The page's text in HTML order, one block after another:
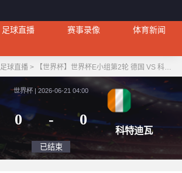
足球直播 赛事录像
体育新闻
足球直播> 【世界杯】世界杯E小组第2轮 德国 VS 科特迪瓦
世界杯 | 2026-06-21 04:00
0
科